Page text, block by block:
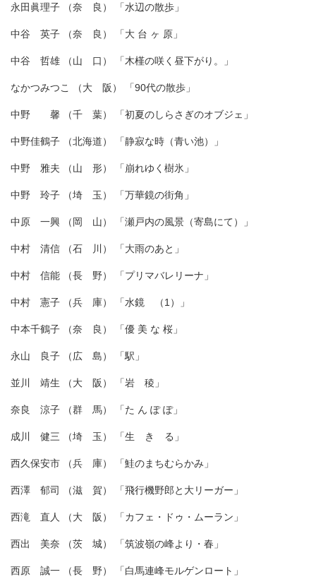
永田眞理子 （奈 良） 「水辺の散歩」
中谷 英子 （奈 良） 「大 台 ヶ 原」
中谷 哲雄 （山 口） 「木槿の咲く昼下がり。」
なかつみつこ （大 阪） 「90代の散歩」
中野 馨 （千 葉） 「初夏のしらさぎのオブジェ」
中野佳鶴子 （北海道） 「静寂な時（青い池）」
中野 雅夫 （山 形） 「崩れゆく樹氷」
中野 玲子 （埼 玉） 「万華鏡の街角」
中原 一興 （岡 山） 「瀬戸内の風景（寄島にて）」
中村 清信 （石 川） 「大雨のあと」
中村 信能 （長 野） 「プリマバレリーナ」
中村 憲子 （兵 庫） 「水鏡 （1）」
中本千鶴子 （奈 良） 「優 美 な 桜」
永山 良子 （広 島） 「駅」
並川 靖生 （大 阪） 「岩 稜」
奈良 涼子 （群 馬） 「た ん ぽ ぽ」
成川 健三 （埼 玉） 「生 き る」
西久保安市 （兵 庫） 「鮭のまちむらかみ」
西澤 郁司 （滋 賀） 「飛行機野郎と大リーガー」
西滝 直人 （大 阪） 「カフェ・ドゥ・ムーラン」
西出 美奈 （茨 城） 「筑波嶺の峰より・春」
西原 誠一 （長 野） 「白馬連峰モルゲンロート」